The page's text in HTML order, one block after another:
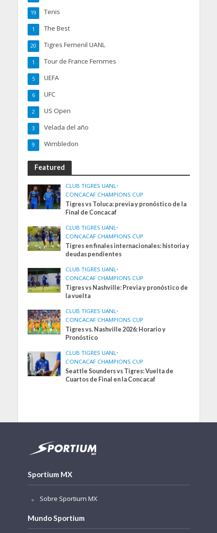
Tenis
19
The Best
1
Tigres Femenil UANL
20
Tour de France Femmes
1
UEFA
5
UFC
6
US Open
2
Velada del año
3
Wimbledon
9
Featured
CLUB TIGRES UANL •
CONCACAF CHAMPIONS CUP
Tigres vs Toluca: previa y pronóstico de la
Final de Concacaf
CLUB TIGRES UANL •
CONCACAF CHAMPIONS CUP
Tigres en finales internacionales: historia y
deudas pendientes
CLUB TIGRES UANL •
CONCACAF CHAMPIONS CUP
Tigres vs Nashville: Previa y pronóstico de
la vuelta
CLUB TIGRES UANL •
CONCACAF CHAMPIONS CUP
Tigres vs. Nashville 2026: Horario y
Pronóstico
CLUB TIGRES UANL •
CONCACAF CHAMPIONS CUP
Seattle Sounders vs Tigres: Vuelta de
Cuartos de Final en la Concacaf
Sportium MX
Sobre Sportium MX
Mundo Sportium